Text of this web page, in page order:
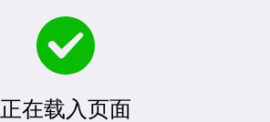
正在载入页面